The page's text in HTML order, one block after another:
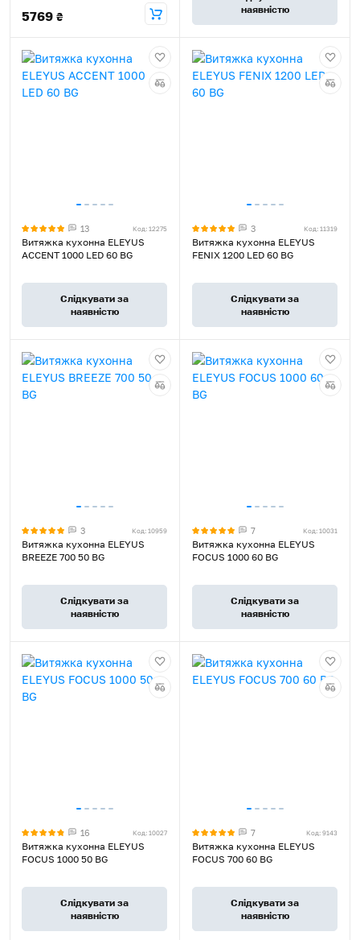
5769 ₴
наявністю
13 Код: 12275
Витяжка кухонна ELEYUS
ACCENT 1000 LED 60 BG
Слідкувати за
наявністю
3 Код: 11319
Витяжка кухонна ELEYUS
FENIX 1200 LED 60 BG
Слідкувати за
наявністю
3 Код: 10959
Витяжка кухонна ELEYUS
BREEZE 700 50 BG
Слідкувати за
наявністю
7 Код: 10031
Витяжка кухонна ELEYUS
FOCUS 1000 60 BG
Слідкувати за
наявністю
16 Код: 10027
Витяжка кухонна ELEYUS
FOCUS 1000 50 BG
Слідкувати за
наявністю
7 Код: 9143
Витяжка кухонна ELEYUS
FOCUS 700 60 BG
Слідкувати за
наявністю